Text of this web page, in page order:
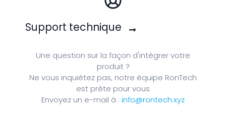
Support technique
Une question sur la façon d'intégrer votre
produit ?
Ne vous inquiétez pas, notre équipe RonTech
est prête pour vous
Envoyez un e-mail à : info@rontech.xyz